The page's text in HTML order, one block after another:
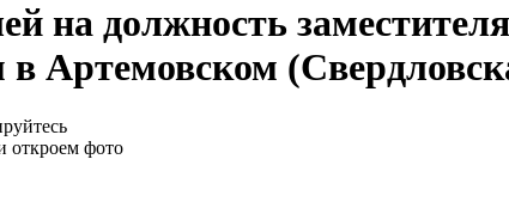
на должность
Артемовском
откроем фото